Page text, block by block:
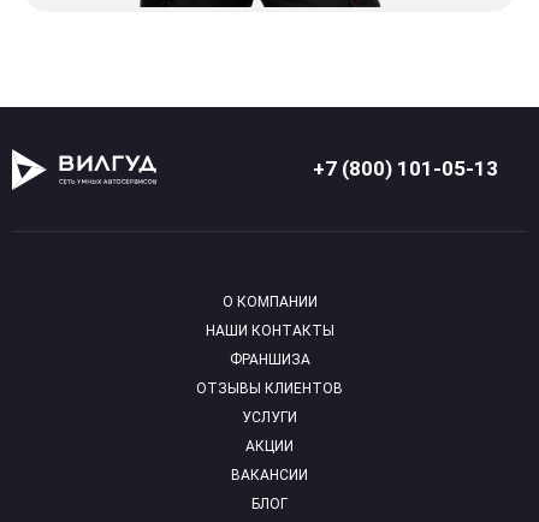
+7 (800) 101-05-13
О КОМПАНИИ
НАШИ КОНТАКТЫ
ФРАНШИЗА
ОТЗЫВЫ КЛИЕНТОВ
УСЛУГИ
АКЦИИ
ВАКАНСИИ
БЛОГ